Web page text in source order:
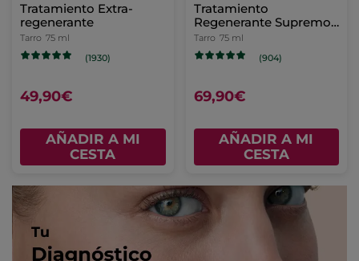
Tratamiento Extra-
regenerante
Tarro 75 ml
(1930)
49,90€
AÑADIR A MI
CESTA
Tratamiento
Regenerante Supremo
Crema Día/Noche &
Mascarilla De Noche
Tarro 75 ml
(904)
69,90€
AÑADIR A MI
CESTA